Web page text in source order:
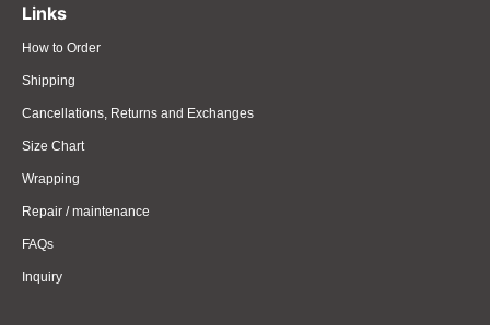
Links
How to Order
Shipping
Cancellations, Returns and Exchanges
Size Chart
Wrapping
Repair / maintenance
FAQs
Inquiry